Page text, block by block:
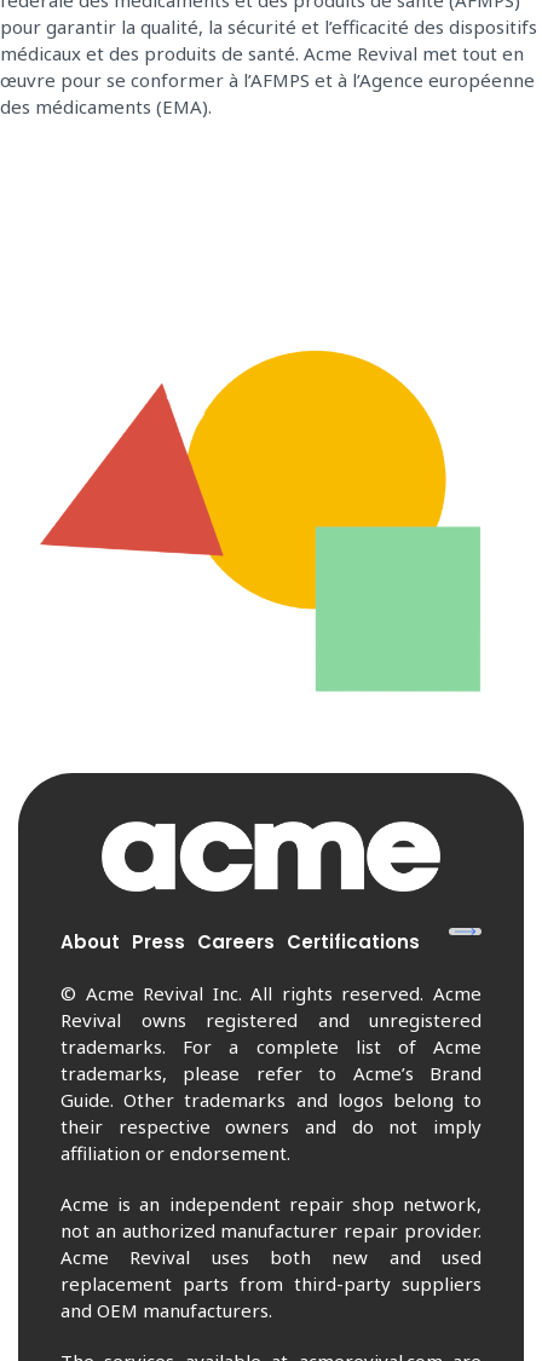
pour garantir la qualité, la sécurité et l’efficacité des dispositifs
médicaux et des produits de santé. Acme Revival met tout en
œuvre pour se conformer à l’AFMPS et à l’Agence européenne
des médicaments (EMA).
About Press Careers Certifications
© Acme Revival Inc. All rights reserved. Acme
Revival owns registered and unregistered
trademarks. For a complete list of Acme
trademarks, please refer to Acme’s Brand
Guide. Other trademarks and logos belong to
their respective owners and do not imply
affiliation or endorsement.
Acme is an independent repair shop network,
not an authorized manufacturer repair provider.
Acme Revival uses both new and used
replacement parts from third-party suppliers
and OEM manufacturers.